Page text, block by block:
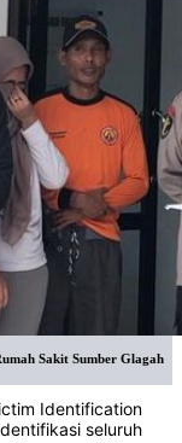
Sakit Sumber Glagah
Identification
seluruh